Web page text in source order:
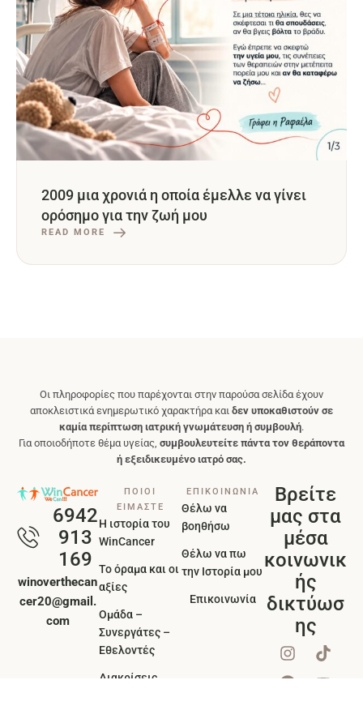
2009 μια χρονιά η οποία έμελλε να γίνει
ορόσημο για την ζωή μου
READ MORE
Οι πληροφορίες που παρέχονται στην παρούσα σελίδα έχουν
αποκλειστικά ενημερωτικό χαρακτήρα και δεν υποκαθιστούν σε
καμία περίπτωση ιατρική γνωμάτευση ή συμβουλή.
Για οποιοδήποτε θέμα υγείας, συμβουλευτείτε πάντα τον θεράποντα
ή εξειδικευμένο ιατρό σας.
6942
913
169
winoverthecan
cer20@gmail.
com
ΠΟΙΟΙ
ΕΙΜΑΣΤΕ
Η ιστορία του
WinCancer
Το όραμα και οι
αξίες
Ομάδα –
Συνεργάτες –
Εθελοντές
Διακρίσεις
ΕΠΙΚΟΙΝΩΝΙΑ
Θέλω να
βοηθήσω
Θέλω να πω
την Ιστορία μου
Επικοινωνία
Βρείτε
μας στα
μέσα
κοινωνικ
ής
δικτύωσ
ης